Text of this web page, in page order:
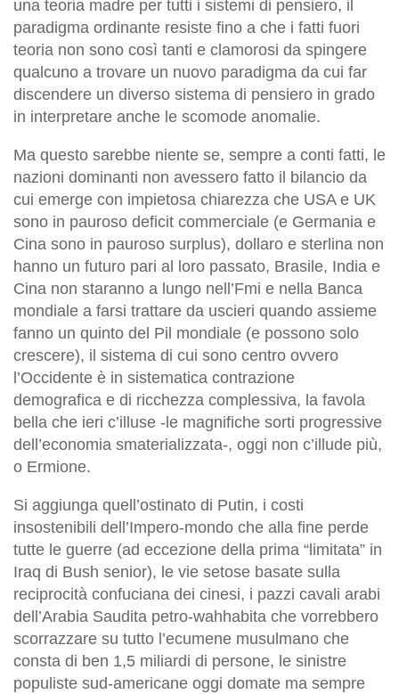
una teoria madre per tutti i sistemi di pensiero, il
paradigma ordinante resiste fino a che i fatti fuori
teoria non sono così tanti e clamorosi da spingere
qualcuno a trovare un nuovo paradigma da cui far
discendere un diverso sistema di pensiero in grado
in interpretare anche le scomode anomalie.
Ma questo sarebbe niente se, sempre a conti fatti, le
nazioni dominanti non avessero fatto il bilancio da
cui emerge con impietosa chiarezza che USA e UK
sono in pauroso deficit commerciale (e Germania e
Cina sono in pauroso surplus), dollaro e sterlina non
hanno un futuro pari al loro passato, Brasile, India e
Cina non staranno a lungo nell’Fmi e nella Banca
mondiale a farsi trattare da uscieri quando assieme
fanno un quinto del Pil mondiale (e possono solo
crescere), il sistema di cui sono centro ovvero
l’Occidente è in sistematica contrazione
demografica e di ricchezza complessiva, la favola
bella che ieri c’illuse -le magnifiche sorti progressive
dell’economia smaterializzata-, oggi non c’illude più,
o Ermione.
Si aggiunga quell’ostinato di Putin, i costi
insostenibili dell’Impero-mondo che alla fine perde
tutte le guerre (ad eccezione della prima “limitata” in
Iraq di Bush senior), le vie setose basate sulla
reciprocità confuciana dei cinesi, i pazzi cavali arabi
dell’Arabia Saudita petro-wahhabita che vorrebbero
scorrazzare su tutto l’ecumene musulmano che
consta di ben 1,5 miliardi di persone, le sinistre
populiste sud-americane oggi domate ma sempre